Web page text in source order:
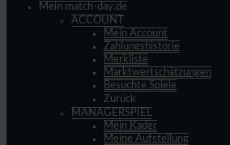
Mein match-day.de
ACCOUNT
Mein Account
Zahlungshistorie
Merkliste
Marktwertschätzungen
Besuchte Spiele
Zurück
MANAGERSPIEL
Mein Kader
Meine Aufstellung